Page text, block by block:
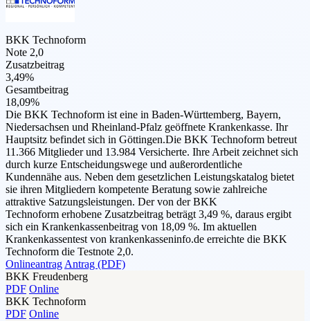
BKK Technoform
Note 2,0
Zusatzbeitrag
3,49%
Gesamtbeitrag
18,09%
Die BKK Technoform ist eine in Baden-Württemberg, Bayern,
Niedersachsen und Rheinland-Pfalz geöffnete Krankenkasse. Ihr
Hauptsitz befindet sich in Göttingen.Die BKK Technoform betreut
11.366 Mitglieder und 13.984 Versicherte. Ihre Arbeit zeichnet sich
durch kurze Entscheidungswege und außerordentliche
Kundennähe aus. Neben dem gesetzlichen Leistungskatalog bietet
sie ihren Mitgliedern kompetente Beratung sowie zahlreiche
attraktive Satzungsleistungen. Der von der BKK
Technoform erhobene Zusatzbeitrag beträgt 3,49 %, daraus ergibt
sich ein Krankenkassenbeitrag von 18,09 %. Im aktuellen
Krankenkassentest von krankenkasseninfo.de erreichte die BKK
Technoform die Testnote 2,0.
Onlineantrag Antrag (PDF)
BKK Freudenberg
PDF Online
BKK Technoform
PDF Online